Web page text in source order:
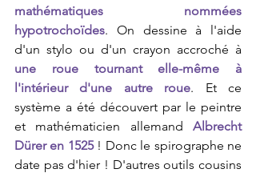
mathématiques nommées
hypotrochoïdes. On dessine à l'aide
une roue tournant elle-même à
l'intérieur d'une autre roue. Et ce
système a été découvert par le peintre
et mathématicien allemand Albrecht
Dürer en 1525 ! Donc le spirographe ne
date pas d'hier ! D'autres outils cousins